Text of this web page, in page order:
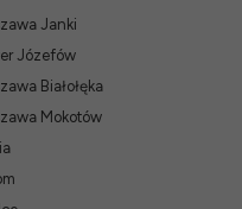
Janki
Józefów
Białołęka
Mokotów